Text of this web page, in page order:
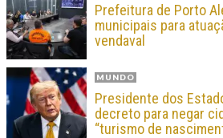
Prefeitura de Porto
municipais para
vendaval
MUNDO
Presidente dos
decreto para negar
“turismo de